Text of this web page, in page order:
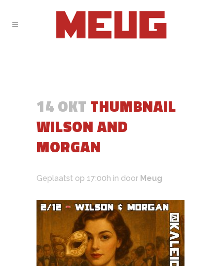
14 OKT THUMBNAIL
WILSON AND
MORGAN
Geplaatst op 17:00h in door Meug